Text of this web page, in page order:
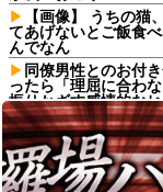
【画像】 うちの猫
てあげないとご飯食
んでなん
同僚男性とのお付
ったら「理屈に合わ
振りかざす感情的な
女」と言いふらされ
ブサイクでモテな
奇跡的にできた優し
彼女と結婚！…する
妹のせいで想定外す